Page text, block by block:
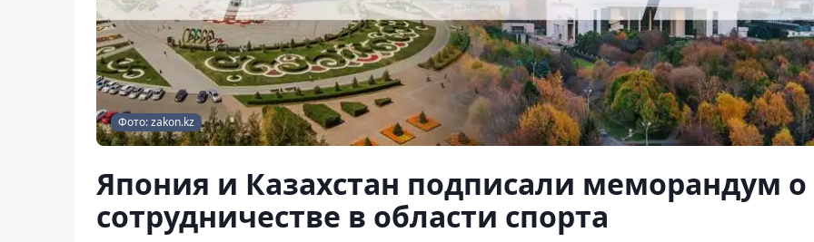
Фото: zakon.kz
Япония и Казахстан подписали меморандум о
сотрудничестве в области спорта